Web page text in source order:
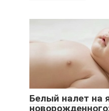
Белый налет на